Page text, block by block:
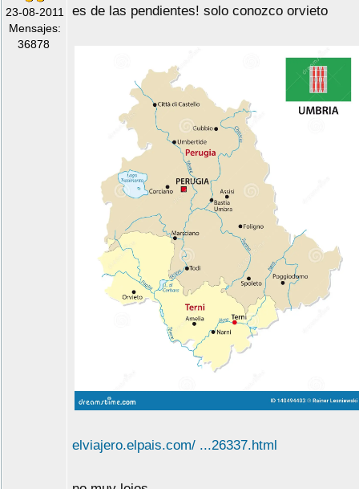
23-08-2011
Mensajes:
36878
es de las pendientes! solo conozco orvieto
elviajero.elpais.com/ ...26337.html